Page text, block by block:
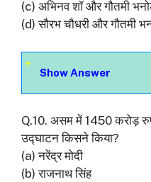
(c) अभिनव शॉ और गौतमी
(d) सौरभ चौधरी और गौतमी
Show Answer
Q.10. असम में 1450 करोड़
उद्घाटन किसने किया?
(a) नरेंद्र मोदी
(b) राजनाथ सिंह